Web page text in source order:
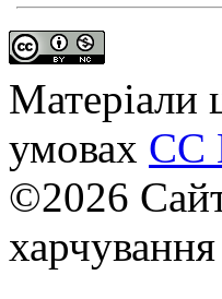
Матеріали
умовах CC
©2026